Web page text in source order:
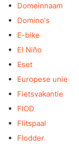
Domeinnaam
Domino's
E-bike
El Niño
Eset
Europese unie
Fietsvakantie
FIOD
Flitspaal
Flodder